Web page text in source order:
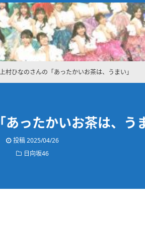
上村ひなのさんの「あったかいお茶は、うまい」
あったかいお茶は、う
投稿2025/04/26
日向坂46